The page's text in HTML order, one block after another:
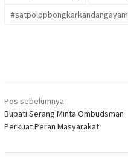
#satpolppbongkarkandangayam
Navigasi
pos
Pos sebelumnya
Bupati Serang Minta Ombudsman
Perkuat Peran Masyarakat